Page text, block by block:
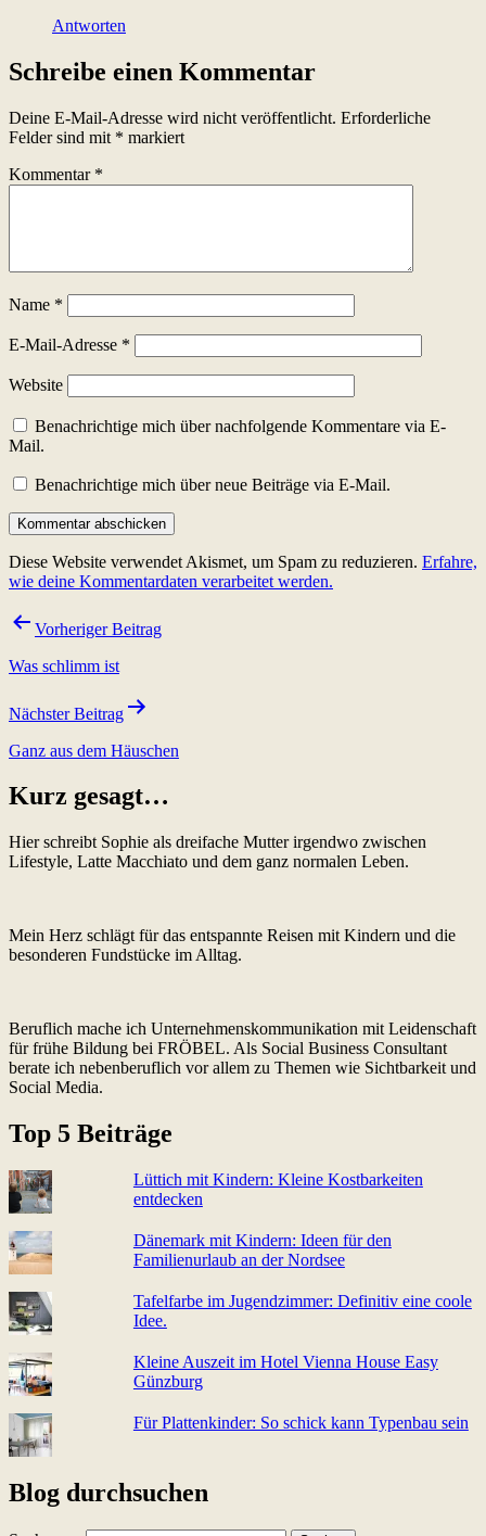
Antworten
Schreibe einen Kommentar
Deine E-Mail-Adresse wird nicht veröffentlicht. Erforderliche
Felder sind mit * markiert
Kommentar *
Name *
E-Mail-Adresse *
Website
Benachrichtige mich über nachfolgende Kommentare via E-
Mail.
Benachrichtige mich über neue Beiträge via E-Mail.
Diese Website verwendet Akismet, um Spam zu reduzieren. Erfahre,
wie deine Kommentardaten verarbeitet werden.
Beitragsnavigation
Vorheriger Beitrag
Was schlimm ist
Nächster Beitrag
Ganz aus dem Häuschen
Kurz gesagt…
Hier schreibt Sophie als dreifache Mutter irgendwo zwischen
Lifestyle, Latte Macchiato und dem ganz normalen Leben.
Mein Herz schlägt für das entspannte Reisen mit Kindern und die
besonderen Fundstücke im Alltag.
Beruflich mache ich Unternehmenskommunikation mit Leidenschaft
für frühe Bildung bei FRÖBEL. Als Social Business Consultant
berate ich nebenberuflich vor allem zu Themen wie Sichtbarkeit und
Social Media.
Top 5 Beiträge
Lüttich mit Kindern: Kleine Kostbarkeiten
entdecken
Dänemark mit Kindern: Ideen für den
Familienurlaub an der Nordsee
Tafelfarbe im Jugendzimmer: Definitiv eine coole
Idee.
Kleine Auszeit im Hotel Vienna House Easy
Günzburg
Für Plattenkinder: So schick kann Typenbau sein
Blog durchsuchen